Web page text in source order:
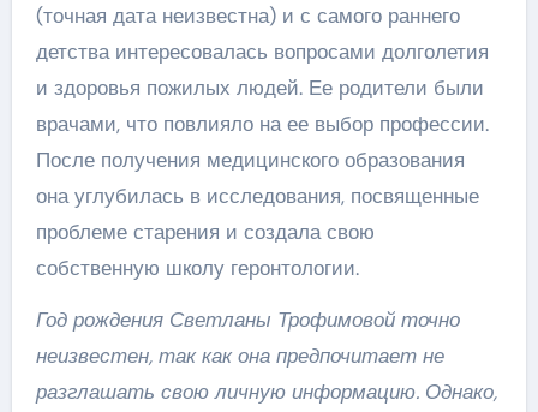
(точная дата неизвестна) и с самого раннего
детства интересовалась вопросами долголетия
и здоровья пожилых людей. Ее родители были
врачами, что повлияло на ее выбор профессии.
После получения медицинского образования
она углубилась в исследования, посвященные
проблеме старения и создала свою
собственную школу геронтологии.
Год рождения Светланы Трофимовой точно
неизвестен, так как она предпочитает не
разглашать свою личную информацию. Однако,